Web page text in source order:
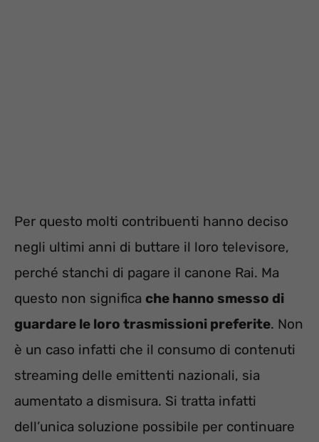
Per questo molti contribuenti hanno deciso
negli ultimi anni di buttare il loro televisore,
perché stanchi di pagare il canone Rai. Ma
questo non significa che hanno smesso di
guardare le loro trasmissioni preferite. Non
è un caso infatti che il consumo di contenuti
streaming delle emittenti nazionali, sia
aumentato a dismisura. Si tratta infatti
dell’unica soluzione possibile per continuare